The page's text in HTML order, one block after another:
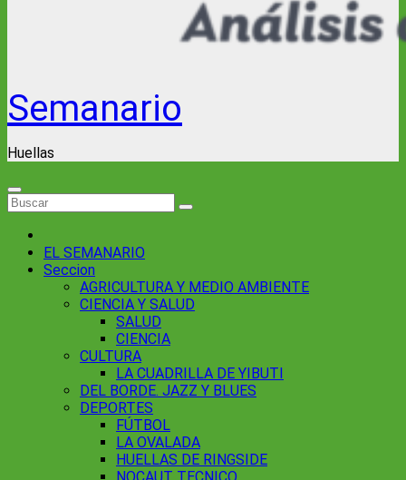
Semanario
Huellas
EL SEMANARIO
Seccion
AGRICULTURA Y MEDIO AMBIENTE
CIENCIA Y SALUD
SALUD
CIENCIA
CULTURA
LA CUADRILLA DE YIBUTI
DEL BORDE. JAZZ Y BLUES
DEPORTES
FÚTBOL
LA OVALADA
HUELLAS DE RINGSIDE